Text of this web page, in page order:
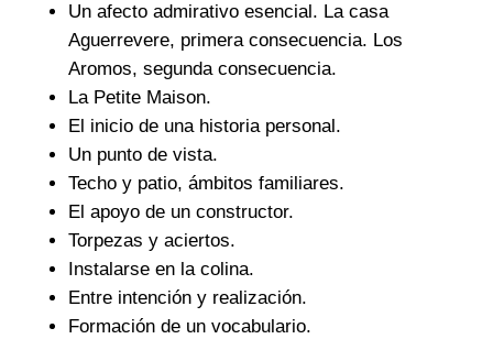
Un afecto admirativo esencial. La casa
Aguerrevere, primera consecuencia. Los
Aromos, segunda consecuencia.
La Petite Maison.
El inicio de una historia personal.
Un punto de vista.
Techo y patio, ámbitos familiares.
El apoyo de un constructor.
Torpezas y aciertos.
Instalarse en la colina.
Entre intención y realización.
Formación de un vocabulario.